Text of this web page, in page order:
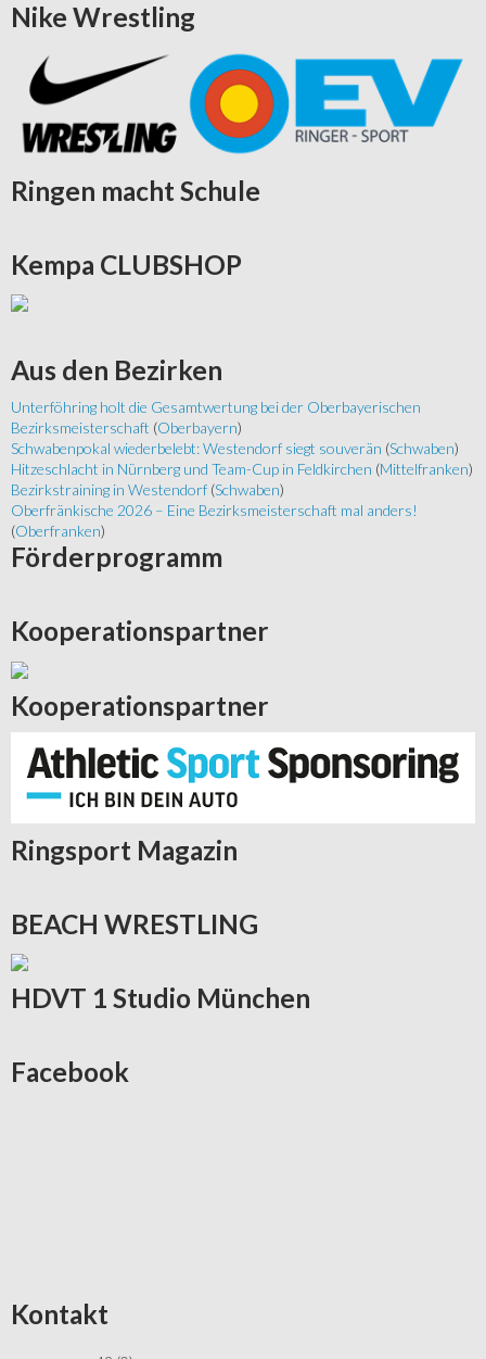
Nike Wrestling
Ringen macht Schule
Kempa CLUBSHOP
Aus den Bezirken
Unterföhring holt die Gesamtwertung bei der Oberbayerischen
Bezirksmeisterschaft (Oberbayern)
Schwabenpokal wiederbelebt: Westendorf siegt souverän (Schwaben)
Hitzeschlacht in Nürnberg und Team-Cup in Feldkirchen (Mittelfranken)
Bezirkstraining in Westendorf (Schwaben)
Oberfränkische 2026 – Eine Bezirksmeisterschaft mal anders!
(Oberfranken)
Förderprogramm
Kooperationspartner
Kooperationspartner
Ringsport Magazin
BEACH WRESTLING
HDVT 1 Studio München
Facebook
Kontakt